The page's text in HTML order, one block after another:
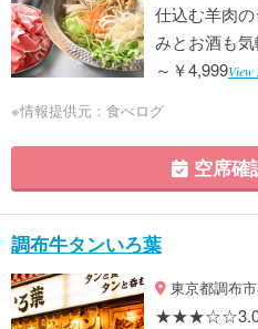
仕込む羊肉
みとお酒も
～￥4,999
※情報提供元：食べログ
空席確
調布牛タンいろ葉
東京都調布
★★★☆☆3.08